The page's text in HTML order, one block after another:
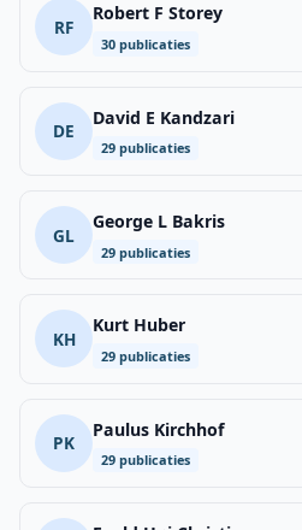
RF
Robert F Storey
30 publicaties
DE
David E Kandzari
29 publicaties
GL
George L Bakris
29 publicaties
KH
Kurt Huber
29 publicaties
PK
Paulus Kirchhof
29 publicaties